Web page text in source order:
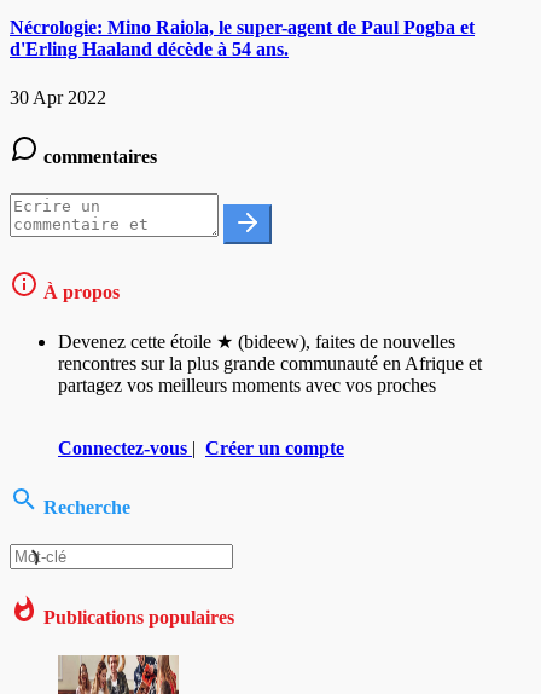
Nécrologie: Mino Raiola, le super-agent de Paul Pogba et
d'Erling Haaland décède à 54 ans.
30 Apr 2022
commentaires
À propos
Devenez cette étoile ★ (bideew), faites de nouvelles
rencontres sur la plus grande communauté en Afrique et
partagez vos meilleurs moments avec vos proches
Connectez-vous | Créer un compte
Recherche
Publications populaires